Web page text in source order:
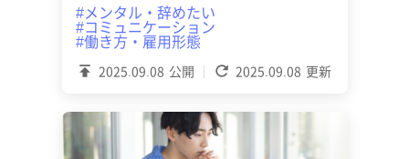
2025.09.08 公開 2025.09.08 更新
#メンタル・辞めたい
#コミュニケーション
#働き方・雇用形態